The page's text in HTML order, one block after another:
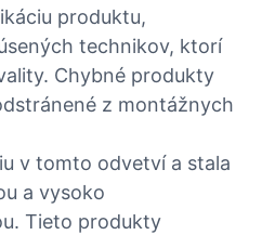
produktu,
technikov, ktorí
Chybné produkty
z montážnych
v tomto odvetví a stala
a vysoko
Tieto produkty